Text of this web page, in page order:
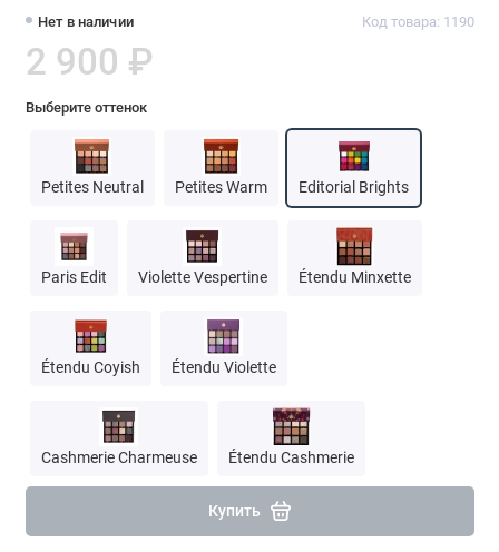
Нет в наличии Код товара: 1190
2 900 ₽
Выберите оттенок
Petites Neutral Petites Warm Editorial Brights
Paris Edit Violette Vespertine Étendu Minxette
Étendu Coyish Étendu Violette
Cashmerie Charmeuse Étendu Cashmerie
Купить